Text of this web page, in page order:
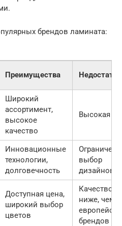
брендов ламината:
Преимущества Недостатки
Широкий
ассортимент,
высокое
качество
Высокая
Инновационные
технологии,
долговечность
выбор
дизайнов
Доступная цена,
широкий выбор
цветов
Качество
ниже, чем у
брендов